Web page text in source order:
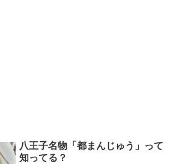
八王子名物「都まんじゅう」って
知ってる？